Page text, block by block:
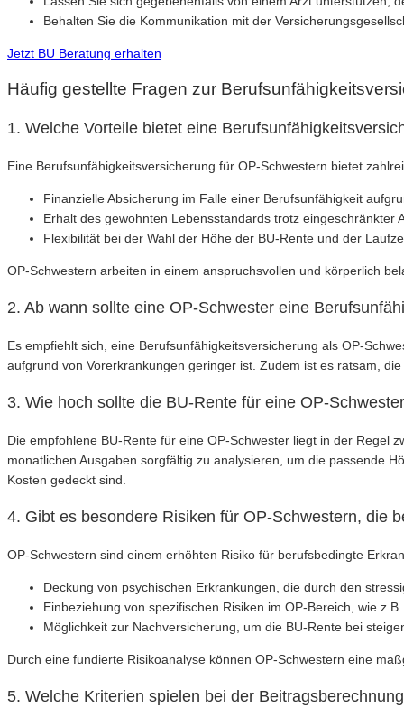
Behalten Sie die Kommunikation mit der
Jetzt BU Beratung erhalten
Häufig gestellte Fragen zur
1. Welche Vorteile bietet eine
Eine Berufsunfähigkeitsversicherung für OP-Schwestern bietet
Finanzielle Absicherung im Falle einer Berufsunfähigkeit
Erhalt des gewohnten Lebensstandards trotz eingeschränkter
Flexibilität bei der Wahl der Höhe der BU-Rente und der
OP-Schwestern arbeiten in einem anspruchsvollen und körperlich
2. Ab wann sollte eine OP-Schwester eine
Es empfiehlt sich, eine Berufsunfähigkeitsversicherung als OP-
aufgrund von Vorerkrankungen geringer ist. Zudem ist es ratsam,
3. Wie hoch sollte die BU-Rente für eine OP-
Die empfohlene BU-Rente für eine OP-Schwester liegt in der Regel
monatlichen Ausgaben sorgfältig zu analysieren, um die passende
Kosten gedeckt sind.
4. Gibt es besondere Risiken für OP-Schwestern, die
OP-Schwestern sind einem erhöhten Risiko für berufsbedingte
Deckung von psychischen Erkrankungen, die durch den
Einbeziehung von spezifischen Risiken im OP-Bereich, wie
Möglichkeit zur Nachversicherung, um die BU-Rente bei
Durch eine fundierte Risikoanalyse können OP-Schwestern eine
5. Welche Kriterien spielen bei der